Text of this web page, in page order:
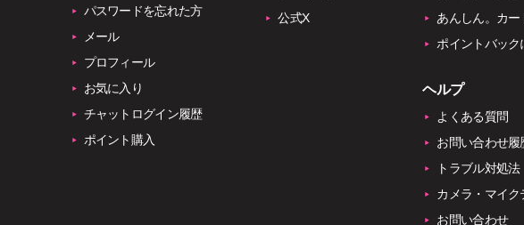
パスワードを忘れた方
メール
プロフィール
お気に入り
チャットログイン履歴
ポイント購入
公式X
あんしん。カ
ポイントバック
ヘルプ
よくある質問
お問い合わせ履
トラブル対処法
カメラ・マイク
お問い合わせ